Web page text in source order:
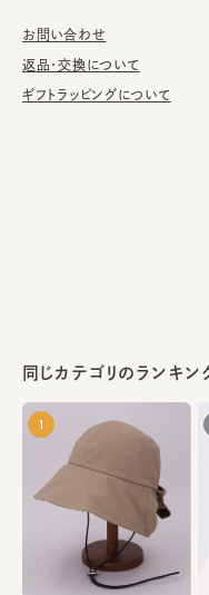
日本人デザイナーの
立。サロン・ド・シャポー
飾って観ているだけでも楽
お問い合わせ
返品・交換について
ギフトラッピングについて
同じカテゴリのランキン
1